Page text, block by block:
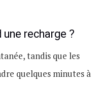
recharge ?
tandis que les
quelques minutes à